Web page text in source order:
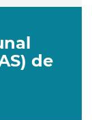
de